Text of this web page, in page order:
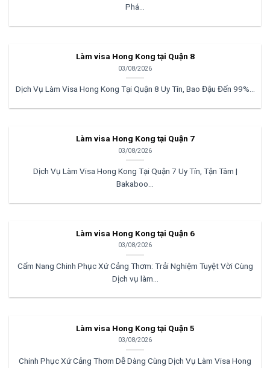
Phá...
Làm visa Hong Kong tại Quận 8
03/08/2026
Dịch Vụ Làm Visa Hong Kong Tại Quận 8 Uy Tín, Bao Đậu Đến 99%...
Làm visa Hong Kong tại Quận 7
03/08/2026
Dịch Vụ Làm Visa Hong Kong Tại Quận 7 Uy Tín, Tận Tâm |
Bakaboo...
Làm visa Hong Kong tại Quận 6
03/08/2026
Cẩm Nang Chinh Phục Xứ Cảng Thơm: Trải Nghiệm Tuyệt Vời Cùng
Dịch vụ làm...
Làm visa Hong Kong tại Quận 5
03/08/2026
Chinh Phục Xứ Cảng Thơm Dễ Dàng Cùng Dịch Vụ Làm Visa Hong